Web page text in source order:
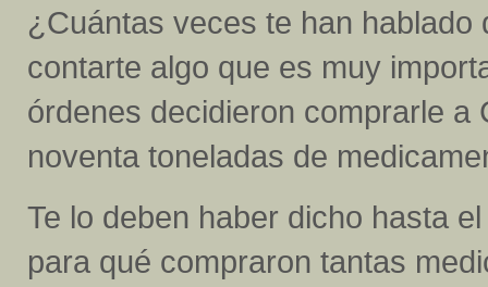
¿Cuántas veces te han
contarte algo que es muy
órdenes decidieron comprarle a
noventa toneladas de
Te lo deben haber dicho hasta
para qué compraron tantas